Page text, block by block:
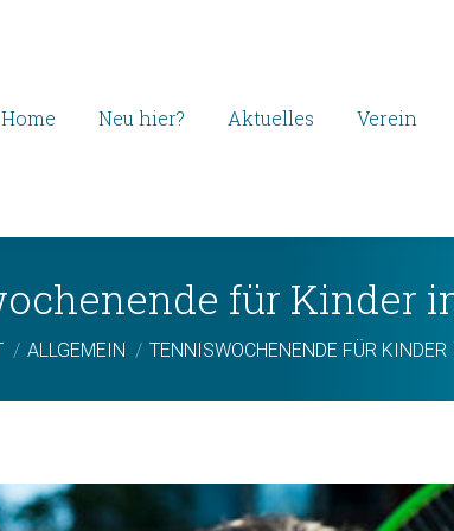
Home Neu hier? Aktuelles Verein
für Kinder
sich hier:
ALLGEMEIN TENNISWOCHENENDE FÜR